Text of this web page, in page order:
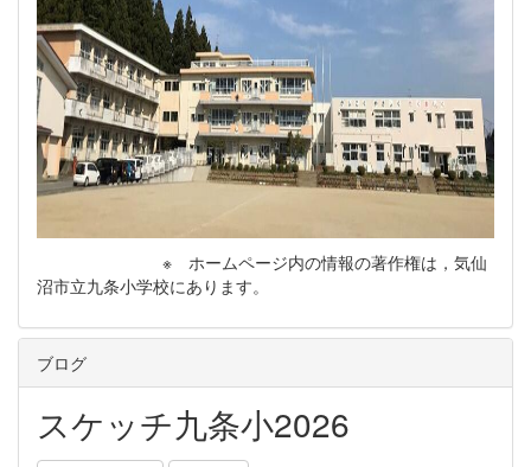
※ ホームページ内の情報の著作権は，気仙
沼市立九条小学校にあります。
ブログ
スケッチ九条小2026